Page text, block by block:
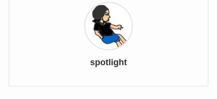
spotlight